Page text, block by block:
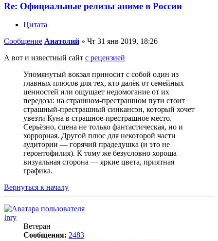
Re: Официальные релизы аниме в России
Цитата
Сообщение Анатолий » Чт 31 янв 2019, 18:26
А вот и известный сайт с рецензией
Упомянутый вокзал приносит с собой один из
главных плюсов для тех, кто далёк от семейных
ценностей или ощущает недомогание от их
передоза: на страшном-престрашном пути стоит
страшный-престрашный синкансэн, который хочет
увезти Куна в страшное-престрашное место.
Серьёзно, сцена не только фантастическая, но и
хоррорная. Другой плюс для некоторой части
аудитории — горячий прадедушка (и это не
геронтофилия). К тому же безусловно хороша
визуальная сторона — яркие цвета, приятная
графика.
Вернуться к началу
Inry
Ветеран
Сообщения: 2483